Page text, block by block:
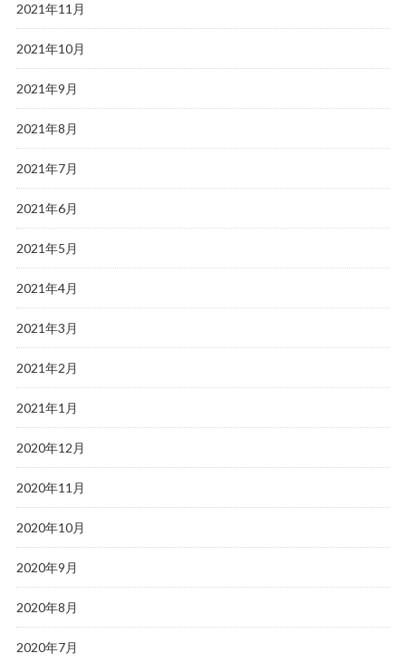
2021年11月
2021年10月
2021年9月
2021年8月
2021年7月
2021年6月
2021年5月
2021年4月
2021年3月
2021年2月
2021年1月
2020年12月
2020年11月
2020年10月
2020年9月
2020年8月
2020年7月